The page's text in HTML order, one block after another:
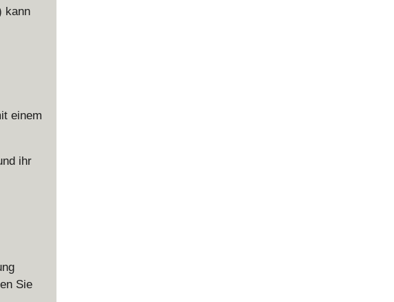
kann
\frac{D \times (1+g)^{n-1}}{(1+r)^n} = \frac{D}{r-g}
einem
ihr
= 1}^{\infty} \frac{D \times (1+g)^{n-1}}{(1+r)^n} = D_0 +
Sie